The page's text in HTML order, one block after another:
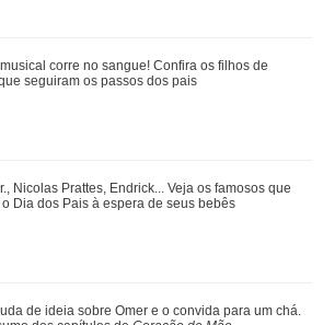
Nicolas Prattes, Endrick... Veja os famosos que
Dia dos Pais à esper...
Camila Cabello, Hailey Bieber...
os amores - e affairs - de Shawn ...
Nero, Edson Celulari, Daniel... Veja os famosos
corre no sangue! Confira os filhos de
seguiram os passos dos pais
Nicolas Prattes, Endrick... Veja os famosos que
Dia dos Pais à espera de seus bebês
de ideia sobre Omer e o convida para um chá.